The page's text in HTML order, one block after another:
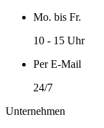
Mo. bis Fr.
10 - 15 Uhr
Per E-Mail
24/7
Unternehmen